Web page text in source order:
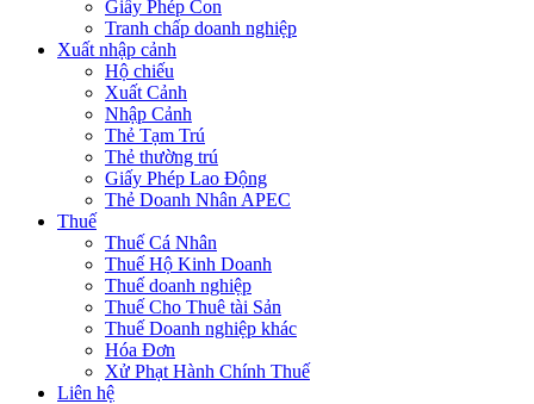
Giấy Phép Con
Tranh chấp doanh nghiệp
Xuất nhập cảnh
Hộ chiếu
Xuất Cảnh
Nhập Cảnh
Thẻ Tạm Trú
Thẻ thường trú
Giấy Phép Lao Động
Thẻ Doanh Nhân APEC
Thuế
Thuế Cá Nhân
Thuế Hộ Kinh Doanh
Thuế doanh nghiệp
Thuế Cho Thuê tài Sản
Thuế Doanh nghiệp khác
Hóa Đơn
Xử Phạt Hành Chính Thuế
Liên hệ